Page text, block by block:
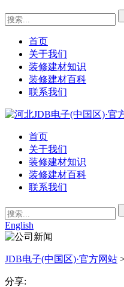
首页
关于我们
装修建材知识
装修建材百科
联系我们
首页
关于我们
装修建材知识
装修建材百科
联系我们
English
JDB电子(中国区)·官方网站
分享: